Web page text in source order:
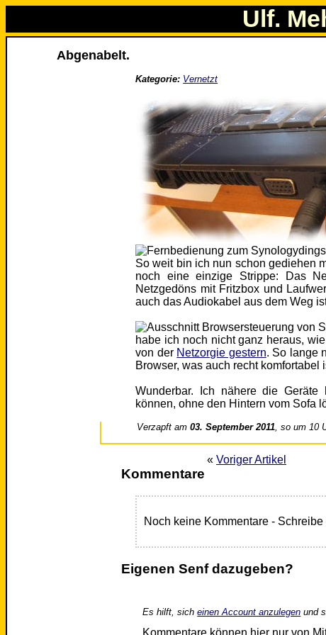
Ulf.
Abgenabelt.
Kategorie: Vernetzt
So weit bin ich nun schon gediehen
noch eine einzige Strippe: Das
Netzgedöns mit Fritzbox und
auch das Audiokabel aus dem Weg
habe ich noch nicht ganz heraus,
von der Netzorgie gestern. So lange
Browser, was auch recht komfortabel
Wunderbar. Ich nähere die
können, ohne den Hintern vom Sofa
Verzapft am03. September 2011, so um 10
« Voriger Artikel
Kommentare
Noch keine Kommentare - Schreibe
Eigenen Senf dazugeben?
Es hilft, sicheinen Account anzulegen und